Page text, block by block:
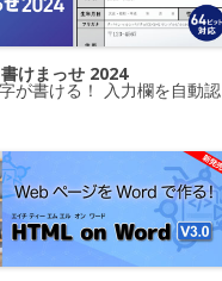
けまっせ 2024
が書ける！ 入力欄を自動認